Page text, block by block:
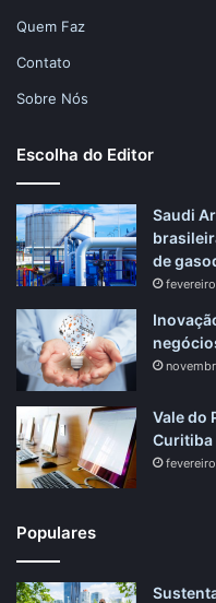
Quem Faz
Contato
Sobre Nós
Escolha do Editor
Saudi
de
Vale do
Curitiba
Populares